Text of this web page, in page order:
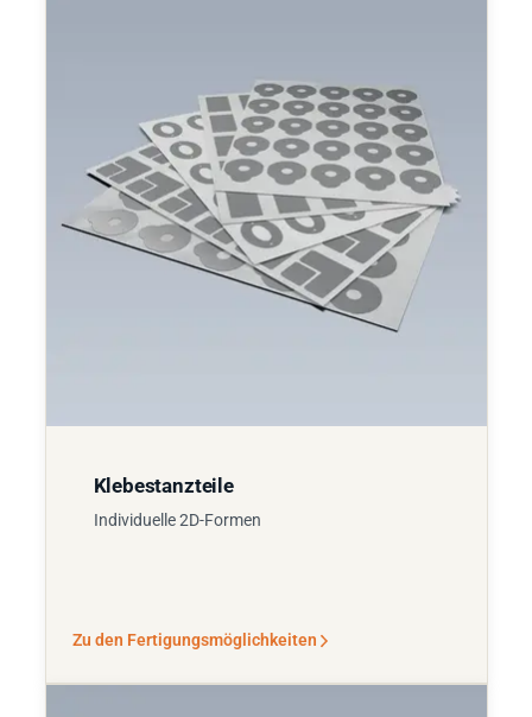
Klebestanzteile
Individuelle 2D-Formen
Zu den Fertigungsmöglichkeiten